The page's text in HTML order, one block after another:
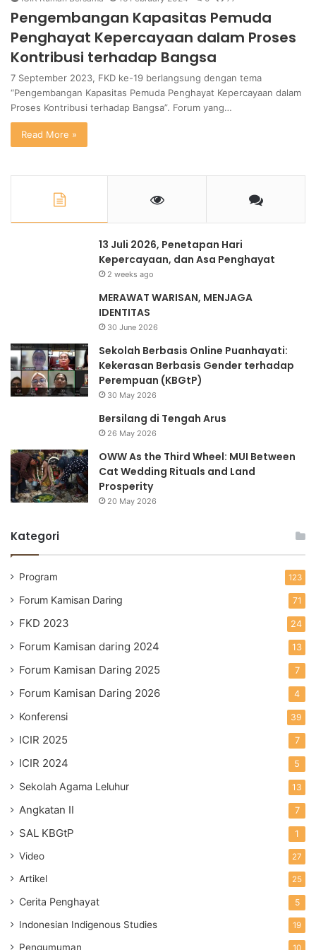
Pengembangan Kapasitas Pemuda
Penghayat Kepercayaan dalam Proses
Kontribusi terhadap Bangsa
7 September 2023, FKD ke-19 berlangsung dengan tema
“Pengembangan Kapasitas Pemuda Penghayat Kepercayaan dalam
Proses Kontribusi terhadap Bangsa”. Forum yang…
Read More »
13 Juli 2026, Penetapan Hari
Kepercayaan, dan Asa Penghayat
2 weeks ago
MERAWAT WARISAN, MENJAGA
IDENTITAS
30 June 2026
Sekolah Berbasis Online Puanhayati:
Kekerasan Berbasis Gender terhadap
Perempuan (KBGtP)
30 May 2026
Bersilang di Tengah Arus
26 May 2026
OWW As the Third Wheel: MUI Between
Cat Wedding Rituals and Land
Prosperity
20 May 2026
Kategori
Program 123
Forum Kamisan Daring 71
FKD 2023 24
Forum Kamisan daring 2024 13
Forum Kamisan Daring 2025 7
Forum Kamisan Daring 2026 4
Konferensi 39
ICIR 2025 7
ICIR 2024 5
Sekolah Agama Leluhur 13
Angkatan II 7
SAL KBGtP 1
Video 27
Artikel 25
Cerita Penghayat 5
Indonesian Indigenous Studies 19
Pengumuman 10